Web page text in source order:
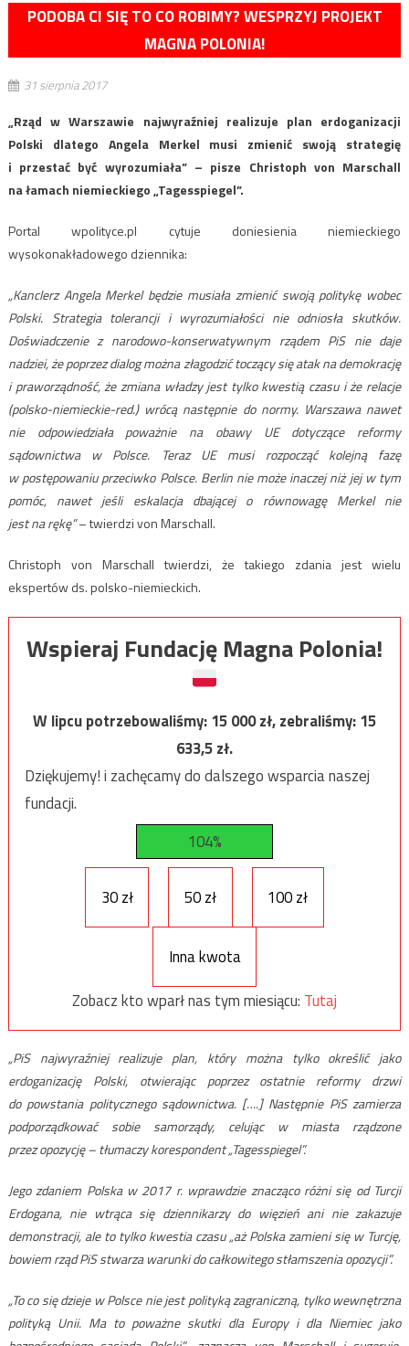
PODOBA CI SIĘ TO CO ROBIMY? WESPRZYJ PROJEKT
MAGNA POLONIA!
31 sierpnia 2017
„Rząd w Warszawie najwyraźniej realizuje plan erdoganizacji
Polski dlatego Angela Merkel musi zmienić swoją strategię
i przestać być wyrozumiała” – pisze Christoph von Marschall
na łamach niemieckiego „Tagesspiegel”.
Portal wpolityce.pl cytuje doniesienia niemieckiego
wysokonakładowego dziennika:
„Kanclerz Angela Merkel będzie musiała zmienić swoją politykę wobec
Polski. Strategia tolerancji i wyrozumiałości nie odniosła skutków.
Doświadczenie z narodowo-konserwatywnym rządem PiS nie daje
nadziei, że poprzez dialog można złagodzić toczący się atak na demokrację
i praworządność, że zmiana władzy jest tylko kwestią czasu i że relacje
(polsko-niemieckie-red.) wrócą następnie do normy. Warszawa nawet
nie odpowiedziała poważnie na obawy UE dotyczące reformy
sądownictwa w Polsce. Teraz UE musi rozpocząć kolejną fazę
w postępowaniu przeciwko Polsce. Berlin nie może inaczej niż jej w tym
pomóc, nawet jeśli eskalacja dbającej o równowagę Merkel nie
jest na rękę”– twierdzi von Marschall.
Christoph von Marschall twierdzi, że takiego zdania jest wielu
ekspertów ds. polsko-niemieckich.
Wspieraj Fundację Magna Polonia!
W lipcu potrzebowaliśmy:15 000zł, zebraliśmy:15
633,5zł.
Dziękujemy! i zachęcamy do dalszego wsparcia naszej
fundacji.
104%
30 zł 50 zł 100 zł
Inna kwota
Zobacz kto wparł nas tym miesiącu: Tutaj
„PiS najwyraźniej realizuje plan, który można tylko określić jako
erdoganizację Polski, otwierając poprzez ostatnie reformy drzwi
do powstania politycznego sądownictwa. [….] Następnie PiS zamierza
podporządkować sobie samorządy, celując w miasta rządzone
przez opozycję – tłumaczy korespondent „Tagesspiegel”.
Jego zdaniem Polska w 2017 r. wprawdzie znacząco różni się od Turcji
Erdogana, nie wtrąca się dziennikarzy do więzień ani nie zakazuje
demonstracji, ale to tylko kwestia czasu „aż Polska zamieni się w Turcję,
bowiem rząd PiS stwarza warunki do całkowitego stłamszenia opozycji”.
„To co się dzieje w Polsce nie jest polityką zagraniczną, tylko wewnętrzna
polityką Unii. Ma to poważne skutki dla Europy i dla Niemiec jako